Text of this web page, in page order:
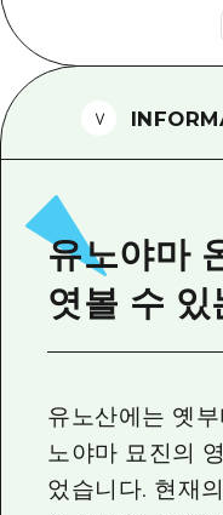
1박 2
2박 3
자원
히로
재해
관광
유노야마
엿볼 수
유노산에는 옛
노야마 묘진의
었습니다. 현재